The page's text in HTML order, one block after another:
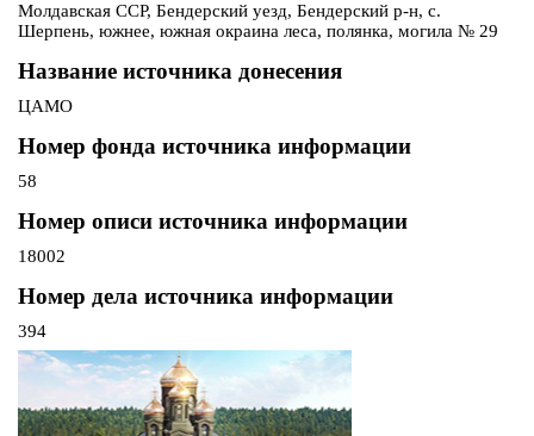
Молдавская ССР, Бендерский уезд, Бендерский р-н, с.
Шерпень, южнее, южная окраина леса, полянка, могила № 29
Название источника донесения
ЦАМО
Номер фонда источника информации
58
Номер описи источника информации
18002
Номер дела источника информации
394